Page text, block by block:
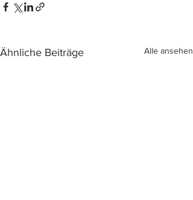
Ähnliche Beiträge Alle ansehen